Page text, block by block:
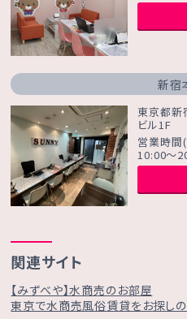
新宿
東京都新
ビル1F
営業時間
10:00～
関連サイト
【みずべや】水商売のお部屋
東京で水商売風俗賃貸をお探し